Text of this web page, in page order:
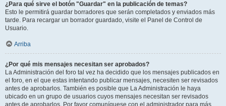
¿Para qué sirve el botón "Guardar" en la publicación de temas?
Esto le permitirá guardar borradores que serán completados y enviados más
tarde. Para recargar un borrador guardado, visite el Panel de Control de
Usuario.
Arriba
¿Por qué mis mensajes necesitan ser aprobados?
La Administración del foro tal vez ha decidido que los mensajes publicados en
el foro, en el que estas intentando publicar mensajes, necesiten ser revisados
antes de aprobarlos. También es posible que La Administración le haya
ubicado en un grupo de usuarios cuyos mensajes necesitan ser revisados
antes de aprobarlos. Por favor comuníquese con el administrador para más